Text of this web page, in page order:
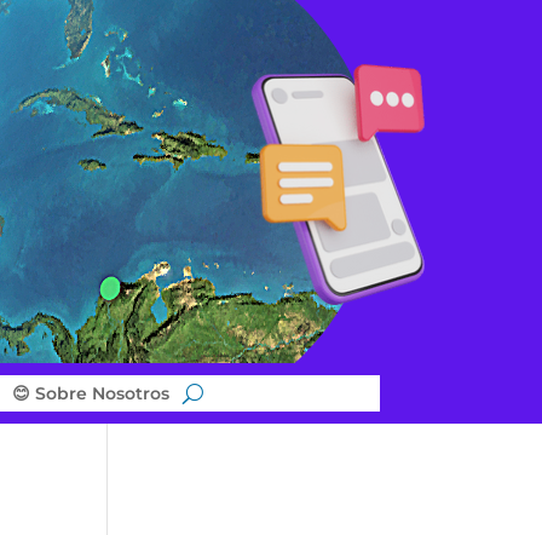
😊 Sobre Nosotros